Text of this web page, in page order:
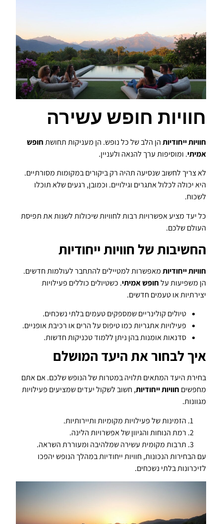
חוויות חופש עשירה
חוויות ייחודיותהן הלב של כל נופש. הן מעניקות תחושתחופש
אמיתי. ומוסיפות ערך להנאה ולעניין.
לא צריך לחשוב שנסיעה תהיה רק ביקורים במקומות מסורתיים.
היא יכולה לכלול אתגרים וגילויים. וכמובן, רגעים שלא תוכלו
לשכוח.
כל יעד מציע אפשרויות רבות לחוויות שיכולות לשנות את תפיסת
העולם שלכם.
החשיבות של חוויות ייחודיות
חוויות ייחודיותמאפשרות למטיילים להתחבר לעולמות חדשים.
הן משפיעות עלחופש אמיתי. כשטיולים כוללים פעילויות
יצירתיות או טעמים חדשים.
טיולים קולינריים שמספקים טעמים בלתי נשכחים.
פעילויות אתגריות כמו טיפוס על הרים או רכיבת אופניים.
סדנאות אומנות בהן ניתן ללמוד טכניקות חדשות.
איך לבחור את היעד המושלם
בחירת היעד המתאים תלויה במטרות של הנופש שלכם. אם אתם
מחפשים חוויות ייחודיות, חשוב לשקול יעדים שמציעים פעילויות
מגוונות.
הזמינות של פעילויות מקומיות ותיירותיות.
רמת הנוחות והגיוון של אפשרויות הלינה.
תרבות מקומית עשירה שמלהיבה ומעוררת השראה.
עם הבחירות הנכונות, חוויות ייחודיות במהלך הנופש יהפכו
לזיכרונות בלתי נשכחים.